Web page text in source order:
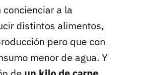
a la
distintos alimentos,
pero que con
menor de agua. Y